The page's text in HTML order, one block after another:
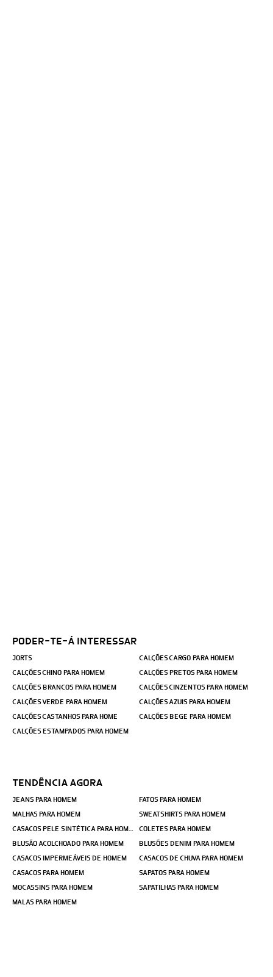
PODER-TE-Á INTERESSAR
JORTS CALÇÕES CARGO PARA HOMEM
CALÇÕES CHINO PARA HOMEM CALÇÕES PRETOS PARA HOMEM
CALÇÕES BRANCOS PARA HOMEM CALÇÕES CINZENTOS PARA HOMEM
CALÇÕES VERDE PARA HOMEM CALÇÕES AZUIS PARA HOMEM
CALÇÕES CASTANHOS PARA HOME CALÇÕES BEGE PARA HOMEM
CALÇÕES ESTAMPADOS PARA HOMEM
TENDÊNCIA AGORA
JEANS PARA HOMEM FATOS PARA HOMEM
MALHAS PARA HOMEM SWEATSHIRTS PARA HOMEM
COLETES PARA HOMEM
BLUSÃO ACOLCHOADO PARA HOMEM BLUSÕES DENIM PARA HOMEM
CASACOS IMPERMEÁVEIS DE HOMEM CASACOS DE CHUVA PARA HOMEM
CASACOS PARA HOMEM SAPATOS PARA HOMEM
MOCASSINS PARA HOMEM SAPATILHAS PARA HOMEM
MALAS PARA HOMEM